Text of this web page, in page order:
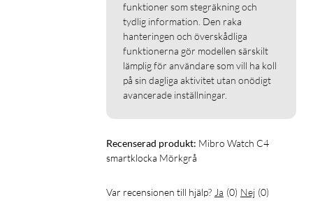
funktioner som stegräkning och
tydlig information. Den raka
hanteringen och överskådliga
funktionerna gör modellen särskilt
lämplig för användare som vill ha koll
på sin dagliga aktivitet utan onödigt
avancerade inställningar.
Recenserad produkt: Mibro Watch C4
smartklocka Mörkgrå
Var recensionen till hjälp? Ja (0) Nej (0)